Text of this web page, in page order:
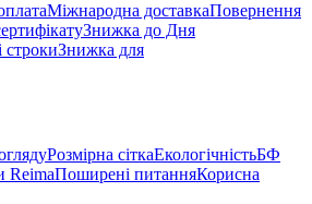
Міжнародна доставкаПовернення
Знижка до Дня
строкиЗнижка для
Розмірна сіткаЕкологічністьБФ
ReimaПоширені питанняКорисна